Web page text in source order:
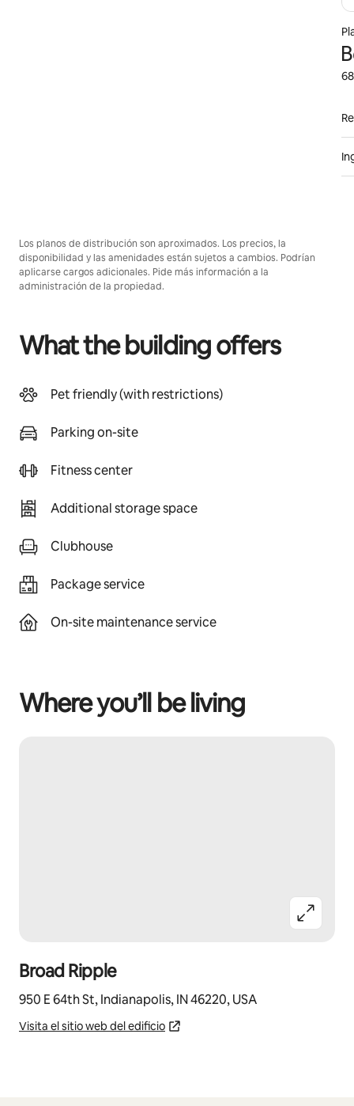
Los planos de distribución son aproximados. Los precios, la
disponibilidad y las amenidades están sujetos a cambios. Podrían
aplicarse cargos adicionales. Pide más información a la
administración de la propiedad.
What the building offers
Pet friendly (with restrictions)
Parking on-site
Fitness center
Additional storage space
Clubhouse
Package service
On-site maintenance service
Where you’ll be living
Broad Ripple
950 E 64th St, Indianapolis, IN 46220, USA
Visita el sitio web del edificio